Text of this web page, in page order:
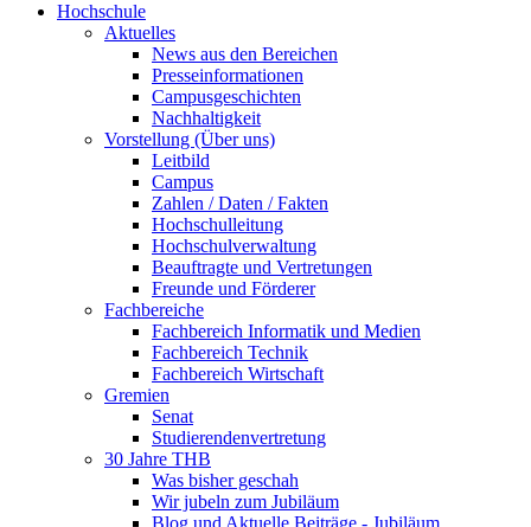
Hochschule
Aktuelles
News aus den Bereichen
Presseinformationen
Campusgeschichten
Nachhaltigkeit
Vorstellung (Über uns)
Leitbild
Campus
Zahlen / Daten / Fakten
Hochschulleitung
Hochschulverwaltung
Beauftragte und Vertretungen
Freunde und Förderer
Fachbereiche
Fachbereich Informatik und Medien
Fachbereich Technik
Fachbereich Wirtschaft
Gremien
Senat
Studierendenvertretung
30 Jahre THB
Was bisher geschah
Wir jubeln zum Jubiläum
Blog und Aktuelle Beiträge - Jubiläum